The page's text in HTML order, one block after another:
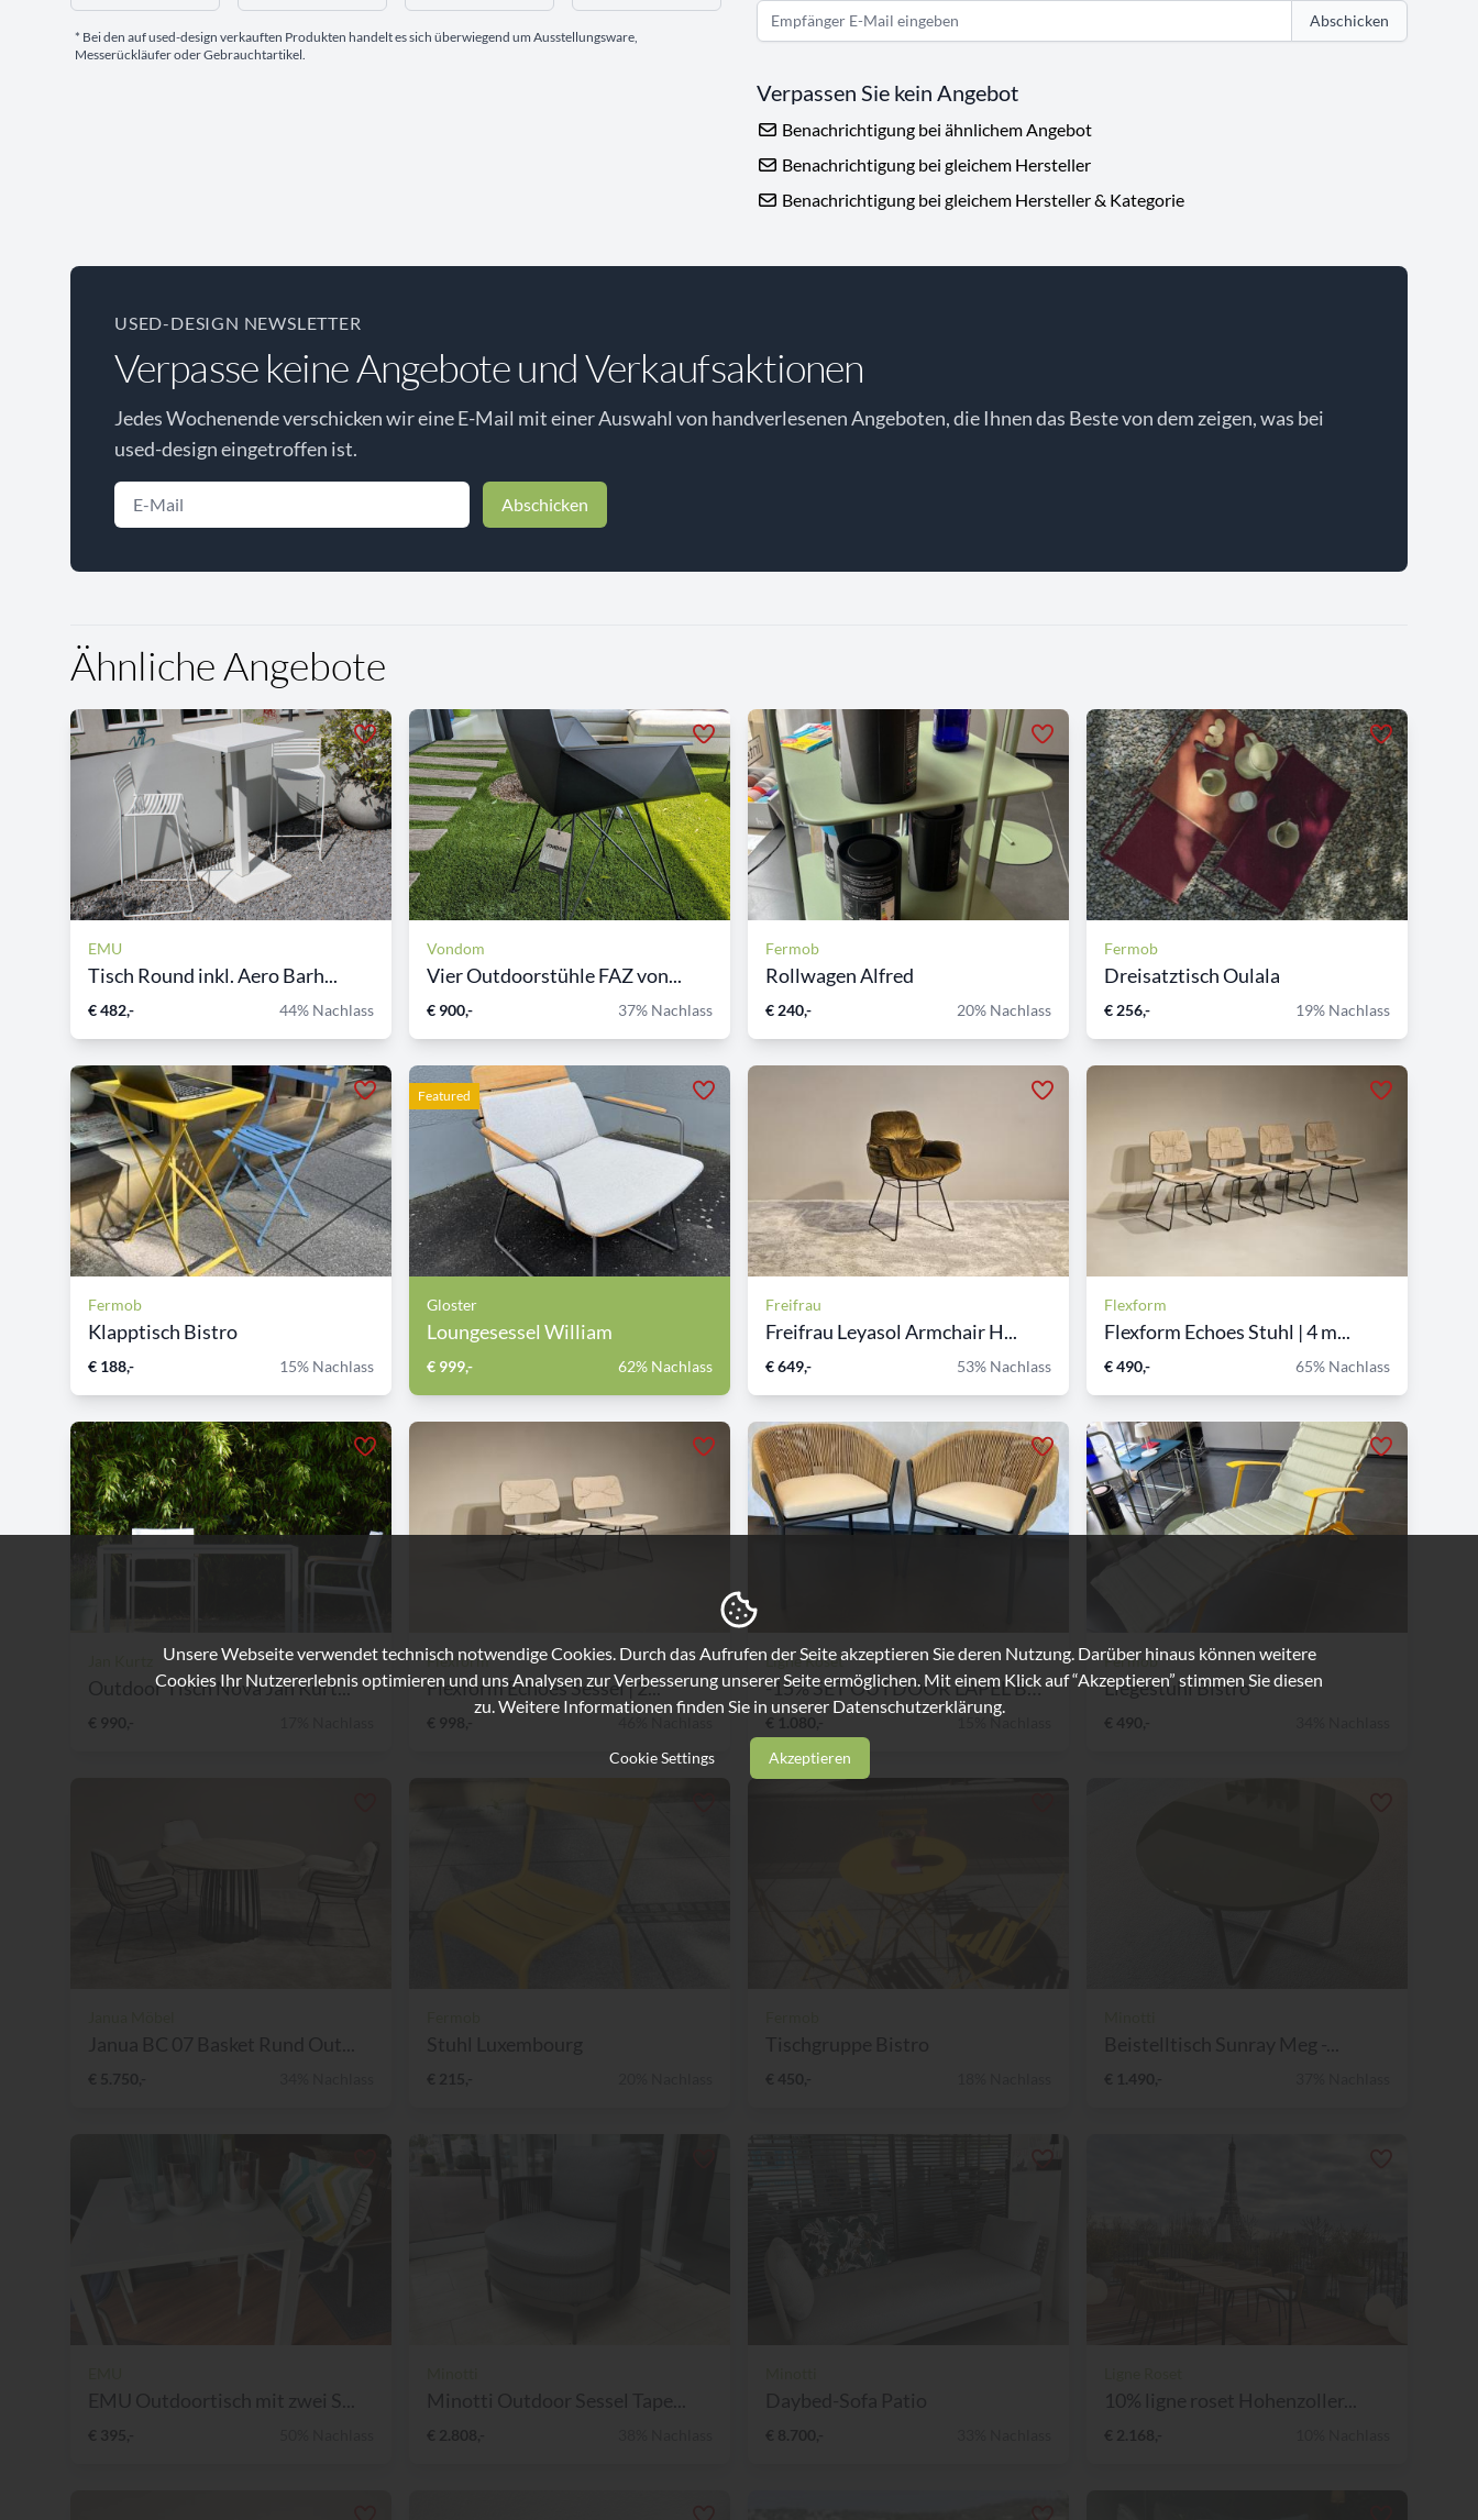
* Bei den auf used-design verkauften Produkten handelt es sich überwiegend um Ausstellungsware,
Messerückläufer oder Gebrauchtartikel.
Abschicken
Verpassen Sie kein Angebot
Benachrichtigung bei ähnlichem Angebot
Benachrichtigung bei gleichem Hersteller
Benachrichtigung bei gleichem Hersteller & Kategorie
USED-DESIGN NEWSLETTER
Verpasse keine Angebote und Verkaufsaktionen
Jedes Wochenende verschicken wir eine E-Mail mit einer Auswahl von handverlesenen Angeboten, die Ihnen das Beste von dem zeigen, was bei
used-design eingetroffen ist.
Abschicken
Ähnliche Angebote
EMU
Tisch Round inkl. Aero Barh...
€ 482,- 44% Nachlass
Vondom
Vier Outdoorstühle FAZ von...
€ 900,- 37% Nachlass
Fermob
Rollwagen Alfred
€ 240,- 20% Nachlass
Fermob
Dreisatztisch Oulala
€ 256,- 19% Nachlass
Fermob
Klapptisch Bistro
€ 188,- 15% Nachlass
Featured
Gloster
Loungesessel William
€ 999,- 62% Nachlass
Freifrau
Freifrau Leyasol Armchair H...
€ 649,- 53% Nachlass
Flexform
Flexform Echoes Stuhl | 4 m...
€ 490,- 65% Nachlass
Outdoor Tisch Nova Jan Kurt...
€ 990,-
Flexform
Flexform Echoes Sessel | 2...
€ 998,-
Ligne Roset
-15% SET OUTDOOR LAPEL BRID...
€ 1.080,- 15% Nachlass
Fermob
Liegestuhl Bistro
€ 490,-
Unsere Webseite verwendet technisch notwendige Cookies. Durch das Aufrufen der Seite akzeptieren Sie deren Nutzung. Darüber hinaus können weitere
Cookies Ihr Nutzererlebnis optimieren und uns Analysen zur Verbesserung unserer Seite ermöglichen. Mit einem Klick auf “Akzeptieren” stimmen Sie diesen
zu. Weitere Informationen finden Sie in unserer Datenschutzerklärung.
Cookie Settings Akzeptieren